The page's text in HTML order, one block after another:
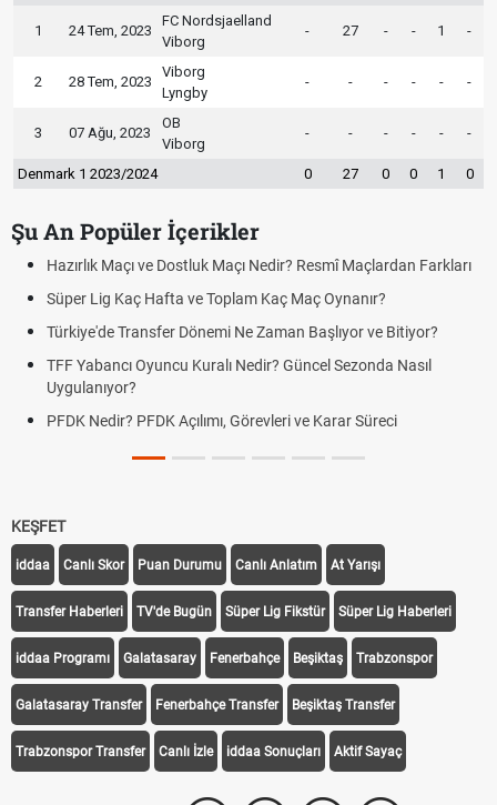
1 24 Tem, 2023
FC Nordsjaelland
Viborg
- 27 - - 1 -
2 28 Tem, 2023
Viborg
Lyngby
- - - - - -
3 07 Ağu, 2023
OB
Viborg
- - - - - -
Denmark 1 2023/2024 0 27 0 0 1 0
Şu An Popüler İçerikler
Hazırlık Maçı ve Dostluk Maçı Nedir? Resmî Maçlardan Farkları
Süper Lig Kaç Hafta ve Toplam Kaç Maç Oynanır?
Türkiye'de Transfer Dönemi Ne Zaman Başlıyor ve Bitiyor?
TFF Yabancı Oyuncu Kuralı Nedir? Güncel Sezonda Nasıl
Uygulanıyor?
PFDK Nedir? PFDK Açılımı, Görevleri ve Karar Süreci
KEŞFET
iddaa Canlı Skor Puan Durumu Canlı Anlatım At Yarışı
Transfer Haberleri TV'de Bugün Süper Lig Fikstür Süper Lig Haberleri
iddaa Programı Galatasaray Fenerbahçe Beşiktaş Trabzonspor
Galatasaray Transfer Fenerbahçe Transfer Beşiktaş Transfer
Trabzonspor Transfer Canlı İzle iddaa Sonuçları Aktif Sayaç